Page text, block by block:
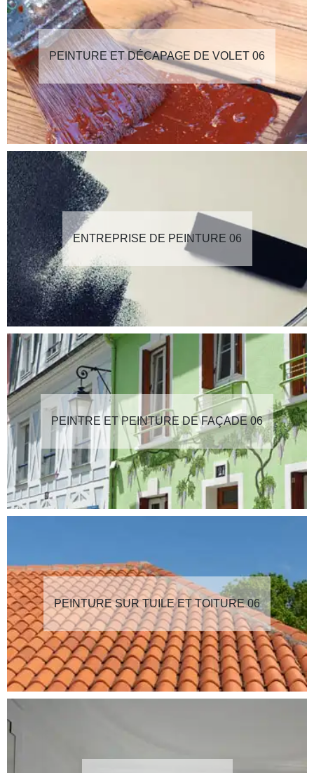
PEINTURE ET DÉCAPAGE DE VOLET 06
ENTREPRISE DE PEINTURE 06
PEINTRE ET PEINTURE DE FAÇADE 06
PEINTURE SUR TUILE ET TOITURE 06